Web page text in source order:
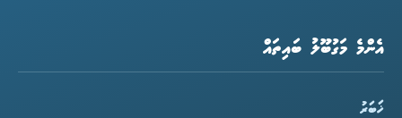
އެންމެ މަގުބޫލު ބައިތައް
ޚަބަރު